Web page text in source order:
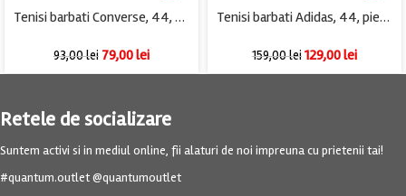
Tenisi barbati Converse, 44, material textil, alb
93,00lei 79,00lei
Tenisi barbati Adidas, 44, piele intoarsa, rosu
159,00lei129,00lei
Retele de socializare
Suntem activi si in mediul online, fii alaturi de noi impreuna cu prietenii tai!
#quantum.outlet @quantumoutlet